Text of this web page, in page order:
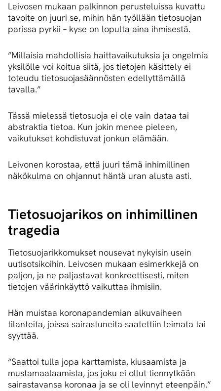
Leivosen mukaan palkinnon perusteluissa kuvattu
tavoite on juuri se, mihin hän työllään tietosuojan
parissa pyrkii – kyse on lopulta aina ihmisestä.
”Millaisia mahdollisia haittavaikutuksia ja ongelmia
yksilölle voi koitua siitä, jos tietojen käsittely ei
toteudu tietosuojasäännösten edellyttämällä
tavalla.”
Tässä mielessä tietosuoja ei ole vain dataa tai
abstraktia tietoa. Kun jokin menee pieleen,
vaikutukset kohdistuvat jonkun elämään.
Leivonen korostaa, että juuri tämä inhimillinen
näkökulma on ohjannut häntä uran alusta asti.
Tietosuojarikos on inhimillinen
tragedia
Tietosuojarikkomukset nousevat nykyisin usein
uutisotsikoihin. Leivosen mukaan esimerkkejä on
paljon, ja ne paljastavat konkreettisesti, miten
tietojen väärinkäyttö vaikuttaa ihmisiin.
Hän muistaa koronapandemian alkuvaiheen
tilanteita, joissa sairastuneita saatettiin leimata tai
syyttää.
“Saattoi tulla jopa karttamista, kiusaamista ja
mustamaalaamista, jos joku ei ollut tiennytkään
sairastavansa koronaa ja se oli levinnyt eteenpäin.”